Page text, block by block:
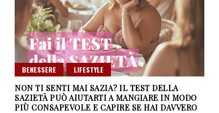
BENESSERE
LIFESTYLE
NON TI SENTI MAI SAZIA? IL TEST DELLA
SAZIETÀ PUÒ AIUTARTI A MANGIARE IN MODO
PIÙ CONSAPEVOLE E CAPIRE SE HAI DAVVERO